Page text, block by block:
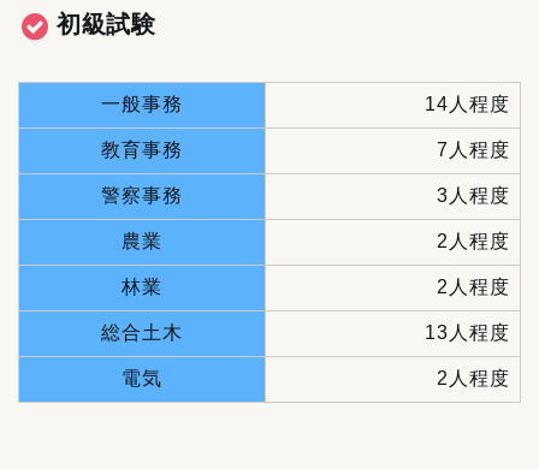
初級試験
一般事務 14人程度
教育事務 7人程度
警察事務 3人程度
農業 2人程度
林業 2人程度
総合土木 13人程度
電気 2人程度